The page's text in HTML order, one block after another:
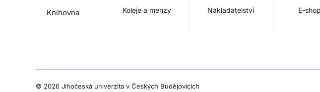
Knihovna Koleje a menzy Nakladatelství E-
© 2026 Jihočeská univerzita v Českých Budějovicích